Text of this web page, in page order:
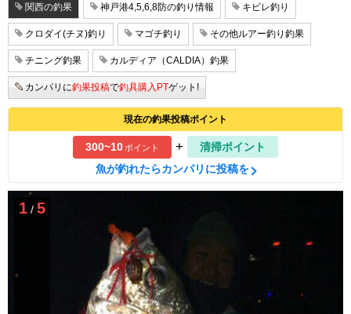
関西の釣果 神戸港4,5,6,8防の釣り情報 キビレ釣り
クロダイ(チヌ)釣り マゴチ釣り その他ルアー釣り釣果
チニング釣果 カルディア（CALDIA）釣果
カンパリに釣果投稿で釣具購入PTゲット!
現在の釣果投稿ポイント
300~10ポイント +
清掃ポイント
魚が釣れたらカンパリに投稿を
1 / 5